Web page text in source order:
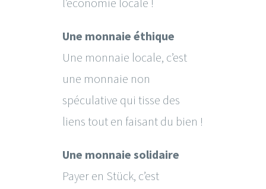
Une monnaie éthique
Une monnaie locale, c’est
une monnaie non
spéculative qui tisse des
liens tout en faisant du bien !
Une monnaie solidaire
Payer en Stück, c’est